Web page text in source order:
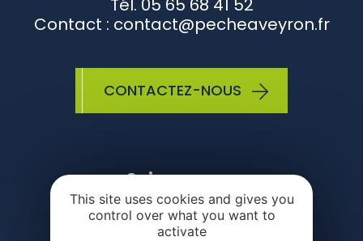
Tél. 05 65 68 41 52
Contact : contact@pecheaveyron.fr
CONTACTEZ-NOUS
Suivez-nous
This site uses cookies and gives you
control over what you want to
activate